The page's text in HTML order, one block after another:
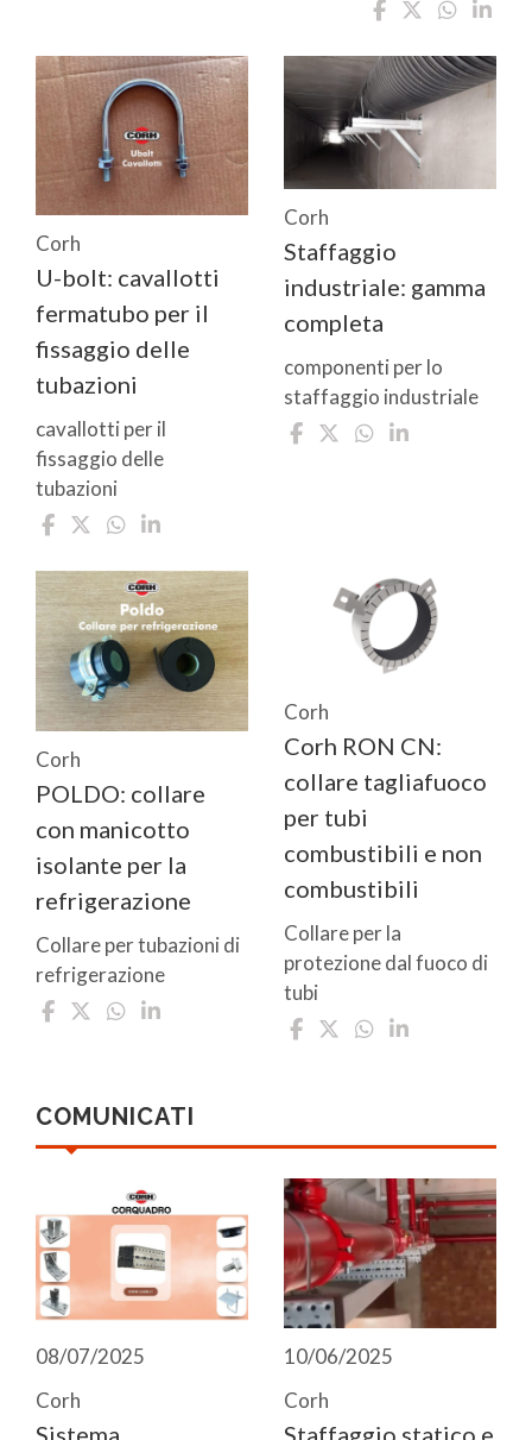
Corh
U-bolt: cavallotti
fermatubo per il
fissaggio delle
tubazioni
cavallotti per il
fissaggio delle
tubazioni
Corh
Staffaggio
industriale: gamma
completa
componenti per lo
staffaggio industriale
Corh
POLDO: collare
con manicotto
isolante per la
refrigerazione
Collare per tubazioni di
refrigerazione
Corh
Corh RON CN:
collare tagliafuoco
per tubi
combustibili e non
combustibili
Collare per la
protezione dal fuoco di
tubi
COMUNICATI
08/07/2025
Corh
10/06/2025
Corh